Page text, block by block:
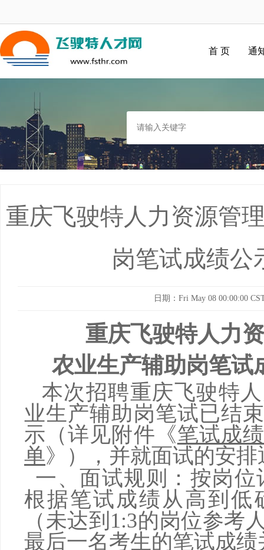
首 页 通
重庆飞驶特人力资源管
岗笔试成绩公
日期：Fri May 08 00:00:00
重庆飞驶特人力
农业生产辅助岗笔试
本次招聘重庆飞驶特
业生产辅助岗笔试已结
示（详见附件《笔试成
单》
），并就面试的安
一、面试规则：按岗
根据笔试成绩从高到低
（未达到1:3的岗位参考
最后一名考生的笔试成